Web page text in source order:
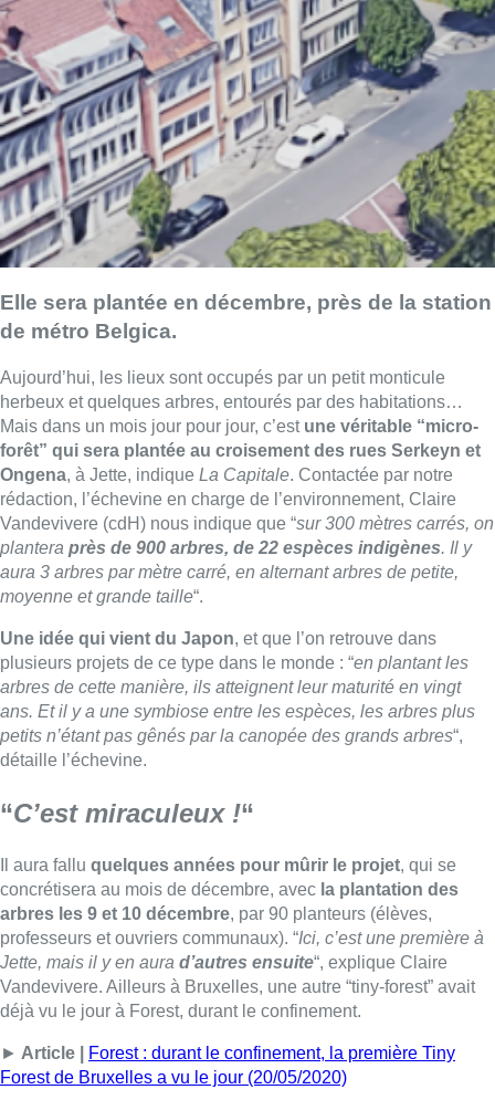
Elle sera plantée en décembre, près de la station
de métro Belgica.
Aujourd’hui, les lieux sont occupés par un petit monticule
herbeux et quelques arbres, entourés par des habitations…
Mais dans un mois jour pour jour, c’est une véritable “micro-
forêt” qui sera plantée au croisement des rues Serkeyn et
Ongena, à Jette, indique La Capitale. Contactée par notre
rédaction, l’échevine en charge de l’environnement, Claire
Vandevivere (cdH) nous indique que “sur 300 mètres carrés, on
plantera près de 900 arbres, de 22 espèces indigènes. Il y
aura 3 arbres par mètre carré, en alternant arbres de petite,
moyenne et grande taille“.
Une idée qui vient du Japon, et que l’on retrouve dans
plusieurs projets de ce type dans le monde : “en plantant les
arbres de cette manière, ils atteignent leur maturité en vingt
ans. Et il y a une symbiose entre les espèces, les arbres plus
petits n’étant pas gênés par la canopée des grands arbres“,
détaille l’échevine.
“C’est miraculeux !“
Il aura fallu quelques années pour mûrir le projet, qui se
concrétisera au mois de décembre, avec la plantation des
arbres les 9 et 10 décembre, par 90 planteurs (élèves,
professeurs et ouvriers communaux). “Ici, c’est une première à
Jette, mais il y en aura d’autres ensuite“, explique Claire
Vandevivere. Ailleurs à Bruxelles, une autre “tiny-forest” avait
déjà vu le jour à Forest, durant le confinement.
► Article |
Forest : durant le confinement, la première Tiny
Forest de Bruxelles a vu le jour (20/05/2020)